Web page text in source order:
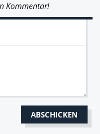
Kommentar!